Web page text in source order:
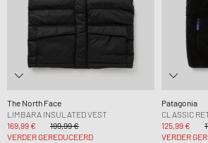
The North Face
LIMBARA INSULATED VEST
169,99 €
199,99 €
VERDER GEREDUCEERD
Patagonia
CLASSIC
125,99 €
VERDER